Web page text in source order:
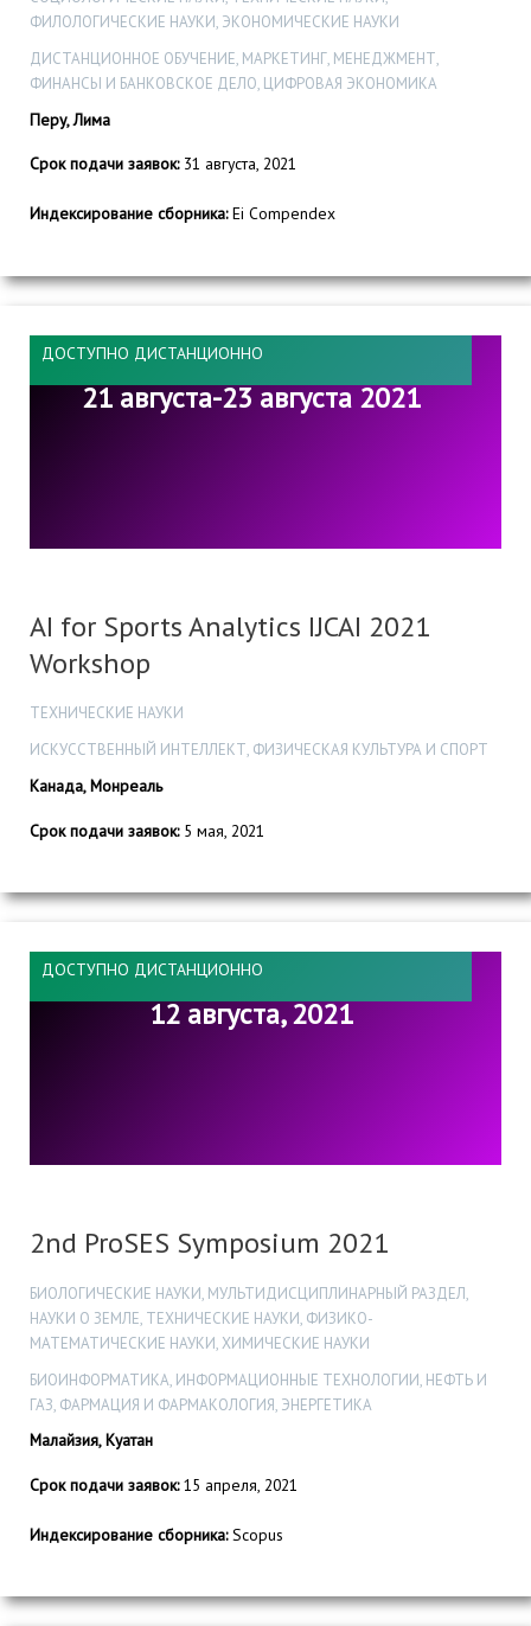
ФИЛОЛОГИЧЕСКИЕ НАУКИ, ЭКОНОМИЧЕСКИЕ НАУКИ
ДИСТАНЦИОННОЕ ОБУЧЕНИЕ, МАРКЕТИНГ, МЕНЕДЖМЕНТ,
ФИНАНСЫ И БАНКОВСКОЕ ДЕЛО, ЦИФРОВАЯ ЭКОНОМИКА
Перу, Лима
Срок подачи заявок:31 августа, 2021
Индексирование сборника:Ei Compendex
ДОСТУПНО ДИСТАНЦИОННО
21 августа-23 августа 2021
AI for Sports Analytics IJCAI 2021
Workshop
ТЕХНИЧЕСКИЕ НАУКИ
ИСКУССТВЕННЫЙ ИНТЕЛЛЕКТ, ФИЗИЧЕСКАЯ КУЛЬТУРА И СПОРТ
Канада, Монреаль
Срок подачи заявок:5 мая, 2021
ДОСТУПНО ДИСТАНЦИОННО
12 августа, 2021
2nd ProSES Symposium 2021
БИОЛОГИЧЕСКИЕ НАУКИ, МУЛЬТИДИСЦИПЛИНАРНЫЙ РАЗДЕЛ,
НАУКИ О ЗЕМЛЕ, ТЕХНИЧЕСКИЕ НАУКИ, ФИЗИКО-
МАТЕМАТИЧЕСКИЕ НАУКИ, ХИМИЧЕСКИЕ НАУКИ
БИОИНФОРМАТИКА, ИНФОРМАЦИОННЫЕ ТЕХНОЛОГИИ, НЕФТЬ И
ГАЗ, ФАРМАЦИЯ И ФАРМАКОЛОГИЯ, ЭНЕРГЕТИКА
Малайзия, Куатан
Срок подачи заявок:15 апреля, 2021
Индексирование сборника:Scopus